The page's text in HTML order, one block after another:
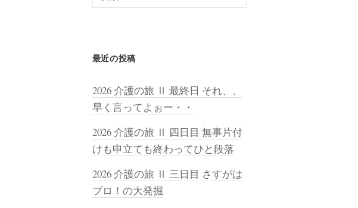
索:
最近の投稿
2026 介護の旅 Ⅱ 最終日 それ、、
早く言ってよぉー・・
2026 介護の旅 Ⅱ 四日目 無事片付
けも申立ても終わってひと段落
2026 介護の旅 Ⅱ 三日目 さすがは
プロ！の大発掘